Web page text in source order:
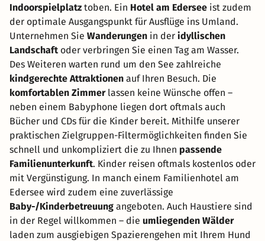
Indoorspielplatz toben. Ein Hotel am Edersee ist zudem
der optimale Ausgangspunkt für Ausflüge ins Umland.
Unternehmen Sie Wanderungen in der idyllischen
Landschaftoder verbringen Sie einen Tag am Wasser.
Des Weiteren warten rund um den See zahlreiche
kindgerechte Attraktionen auf Ihren Besuch. Die
komfortablen Zimmerlassen keine Wünsche offen –
neben einem Babyphone liegen dort oftmals auch
Bücher und CDs für die Kinder bereit. Mithilfe unserer
praktischen Zielgruppen-Filtermöglichkeiten finden Sie
schnell und unkompliziert die zu Ihnen passende
Familienunterkunft. Kinder reisen oftmals kostenlos oder
mit Vergünstigung. In manch einem Familienhotel am
Edersee wird zudem eine zuverlässige
Baby-/Kinderbetreuung angeboten. Auch Haustiere sind
in der Regel willkommen – die umliegenden Wälder
laden zum ausgiebigen Spazierengehen mit Ihrem Hund